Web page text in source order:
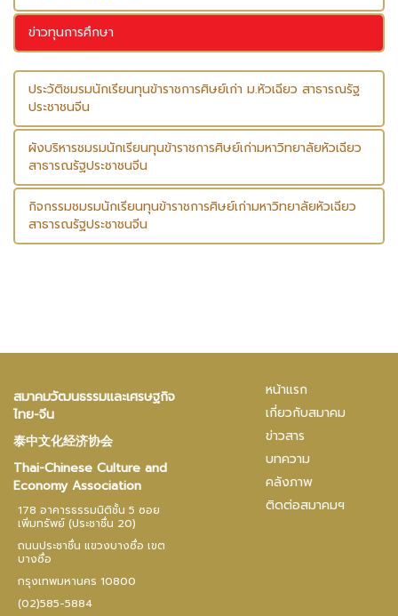
ข่าวทุนการศึกษา
ประวัติชมรมนักเรียนทุนข้าราชการศิษย์เก่า ม.หัวเฉียว สาธารณรัฐ
ประชาชนจีน
ผังบริหารชมรมนักเรียนทุนข้าราชการศิษย์เก่ามหาวิทยาลัยหัวเฉียว
สาธารณรัฐประชาชนจีน
กิจกรรมชมรมนักเรียนทุนข้าราชการศิษย์เก่ามหาวิทยาลัยหัวเฉียว
สาธารณรัฐประชาชนจีน
สมาคมวัฒนธรรมและเศรษฐกิจ
ไทย-จีน
泰中文化经济协会
Thai-Chinese Culture and
Economy Association
178 อาคารธรรมนิติชั้น 5 ซอย
เพิ่มทรัพย์ (ประชาชื่น 20)
ถนนประชาชื่น แขวงบางซื่อ เขต
บางซื่อ
กรุงเทพมหานคร 10800
(02)585-5884
หน้าแรก
เกี่ยวกับสมาคม
ข่าวสาร
บทความ
คลังภาพ
ติดต่อสมาคมฯ